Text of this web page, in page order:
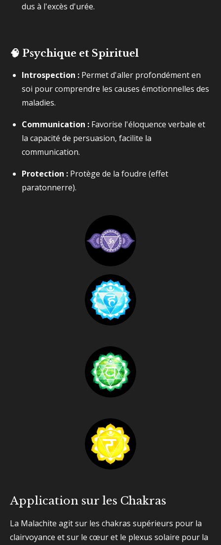
dus à l'excès d'urée.
🧠 Psychique et Spirituel
Introspection : Permet d'aller profondément en
soi pour comprendre les causes émotionnelles des
maladies.
Communication : Favorise l'éloquence verbale et
la capacité de persuasion, facilite la
communication.
Protection : Protège de la foudre (effet
paratonnerre).
Application sur les Chakras
La Malachite agit sur les chakras supérieurs pour la
clairvoyance et sur le cœur et le plexus solaire pour la